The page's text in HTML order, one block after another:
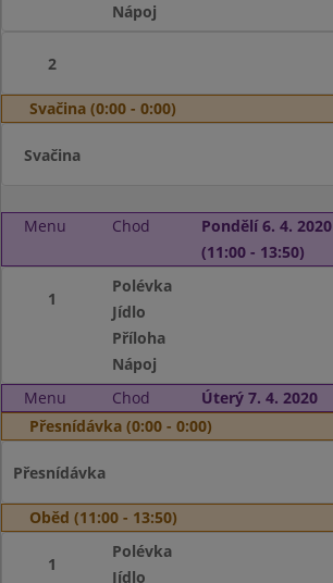
Nápoj
2
Svačina (0:00 - 0:00)
Svačina
Menu Chod
Pondělí 6. 4. 2020
(11:00 - 13:50)
1
Polévka
Jídlo
Příloha
Nápoj
Menu
Chod
Úterý 7. 4. 2020
Přesnídávka (0:00 - 0:00)
Přesnídávka
Oběd (11:00 - 13:50)
1
Polévka
Jídlo